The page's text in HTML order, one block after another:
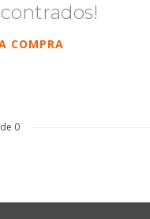
COMPRA
de 0